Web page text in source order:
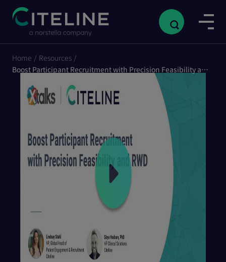
Home / Resources /
Boost Participant Recruitment with Precision Feasibility and RWD